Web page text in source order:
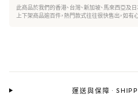
此商品於我們的香港、台灣、新加坡、馬來西亞及
上下架商品逾百件，熱門款式往往很快售出，如有
運送與保障 ·